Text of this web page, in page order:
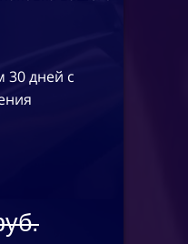
30 дней с